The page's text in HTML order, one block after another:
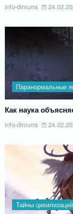
info-dimurra
Паранормальные
Как наука
info-dimurra
Тайны цивилизаций